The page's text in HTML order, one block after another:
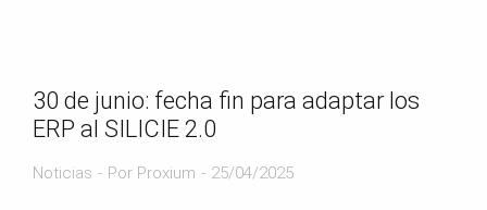
30 de junio: fecha fin para adaptar los
ERP al SILICIE 2.0
Noticias Por Proxium 25/04/2025